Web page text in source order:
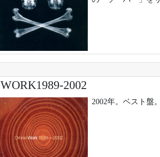
WORK1989-2002
2002年。ベスト盤。